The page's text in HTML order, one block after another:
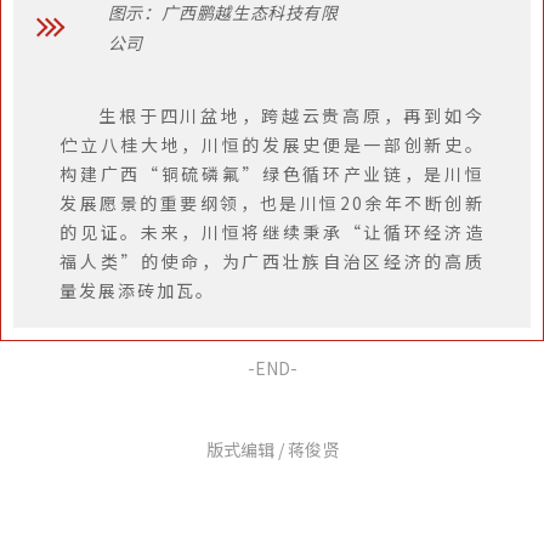
图示：广西鹏越生态科技有限
公司
生根于四川盆地，跨越云贵高原，再到如今
伫立八桂大地，川恒的发展史便是一部创新史。
构建广西“铜硫磷氟”绿色循环产业链，是川恒
发展愿景的重要纲领，也是川恒20余年不断创新
的见证。未来，川恒将继续秉承“让循环经济造
福人类”的使命，为广西壮族自治区经济的高质
量发展添砖加瓦。
-END-
版式编辑 / 蒋俊贤